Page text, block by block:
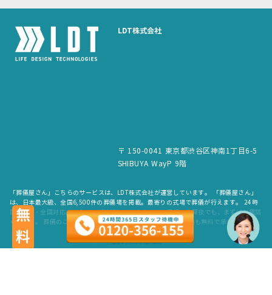
LDT株式会社
〒 150-0041 東京都渋谷区神南1丁目6-5
SHIBUYA WayP 9階
「葬儀屋さん」こちらのサービスは、LDT株式会社が運営しています。 「葬儀屋さん」
は、日本最大級、全国6,500件の葬儀場を掲載。最寄りの式場で葬儀が行えます。 24時
間365日・全国対応。スタッフが待機していますので、早朝でも深夜でも、まずはお電話
ください。 葬儀のご依頼だけでなく、お見積もりや費用のご相談も無料で承ります。
copyright © LDT.Co.Ltd. All Rights Reserved.
無料